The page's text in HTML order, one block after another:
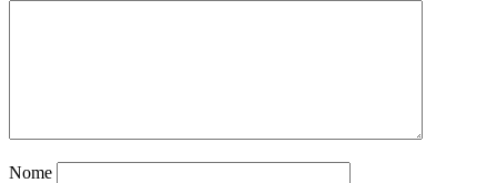
Nome